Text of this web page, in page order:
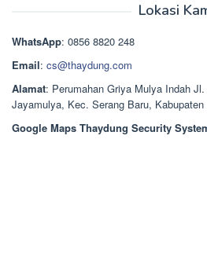
Rp1.378.000.
Lokasi
WhatsApp: 0856 8820 248
Email: cs@thaydung.com
Alamat: Perumahan Griya Mulya Indah
Jayamulya, Kec. Serang Baru,
Google Maps Thaydung Security